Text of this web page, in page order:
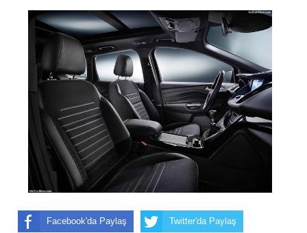
Facebook'da Paylaş Twitter'da Paylaş